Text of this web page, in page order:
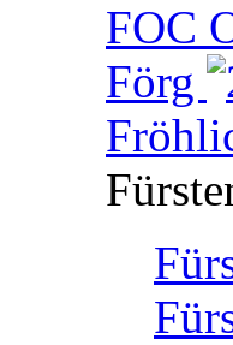
FOC
Förg